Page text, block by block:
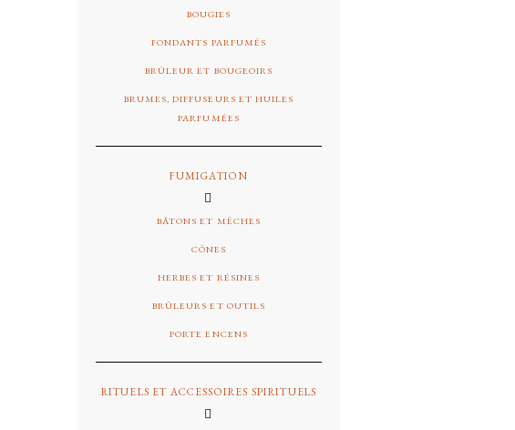
BOUGIES
FONDANTS PARFUMÉS
BRÛLEUR ET BOUGEOIRS
BRUMES, DIFFUSEURS ET HUILES
PARFUMÉES
FUMIGATION
BÂTONS ET MÊCHES
CÔNES
HERBES ET RÉSINES
BRÛLEURS ET OUTILS
PORTE ENCENS
RITUELS ET ACCESSOIRES SPIRITUELS